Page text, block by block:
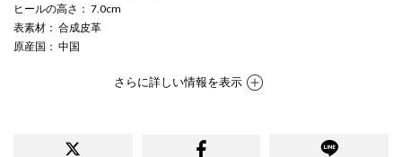
ヒールの高さ ： 7.0cm
表素材 ： 合成皮革
原産国 ： 中国
さらに詳しい情報を表示